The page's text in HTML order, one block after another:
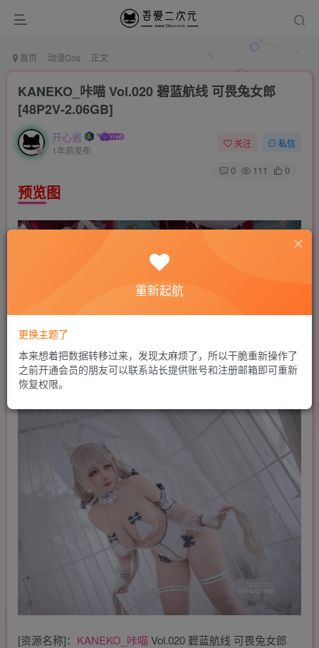
首页 动漫Cos 正文
KANEKO_咔喵 Vol.020 碧蓝航线 可畏兔女郎
[48P2V-2.06GB]
开心酱
1年前发布
关注 私信
0 111 0
预览图
[资源名称]： KANEKO_咔喵Vol.020 碧蓝航线 可畏兔女郎
重新起航
更换主题了
本来想着把数据转移过来，发现太麻烦了，所以干脆重新操作了
之前开通会员的朋友可以联系站长提供账号和注册邮箱即可重新
恢复权限。